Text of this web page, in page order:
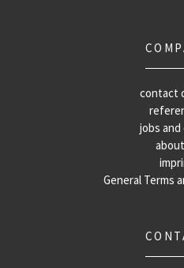
contact
jobs and
General Terms